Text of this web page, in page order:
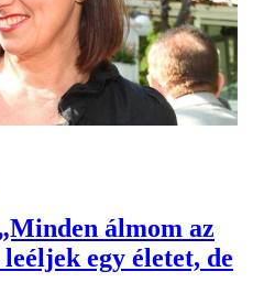
álmom az
egy életet, de